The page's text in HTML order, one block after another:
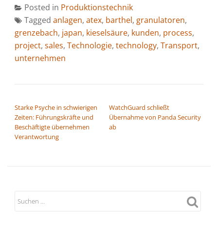
Posted in Produktionstechnik
Tagged anlagen, atex, barthel, granulatoren,
grenzebach, japan, kieselsäure, kunden, process,
project, sales, Technologie, technology, Transport,
unternehmen
Starke Psyche in schwierigen
Zeiten: Führungskräfte und
Beschäftigte übernehmen
Verantwortung
WatchGuard schließt
Übernahme von Panda Security
ab